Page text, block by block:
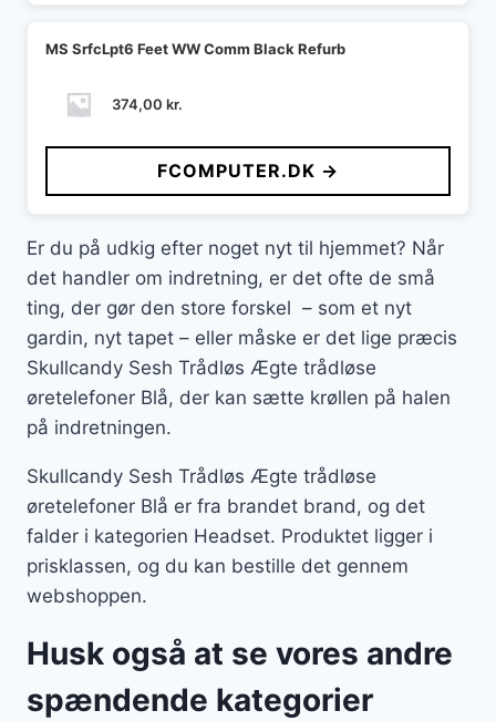
MS SrfcLpt6 Feet WW Comm Black Refurb
374,00 kr.
FCOMPUTER.DK →
Er du på udkig efter noget nyt til hjemmet? Når
det handler om indretning, er det ofte de små
ting, der gør den store forskel – som et nyt
gardin, nyt tapet – eller måske er det lige præcis
Skullcandy Sesh Trådløs Ægte trådløse
øretelefoner Blå, der kan sætte krøllen på halen
på indretningen.
Skullcandy Sesh Trådløs Ægte trådløse
øretelefoner Blå er fra brandet brand, og det
falder i kategorien Headset. Produktet ligger i
prisklassen, og du kan bestille det gennem
webshoppen.
Husk også at se vores andre
spændende kategorier